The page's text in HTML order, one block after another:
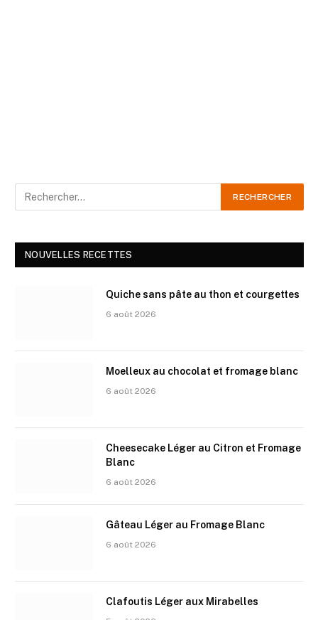
NOUVELLES RECETTES
Quiche sans pâte au thon et courgettes
6 août 2026
Moelleux au chocolat et fromage blanc
6 août 2026
Cheesecake Léger au Citron et Fromage
Blanc
6 août 2026
Gâteau Léger au Fromage Blanc
6 août 2026
Clafoutis Léger aux Mirabelles